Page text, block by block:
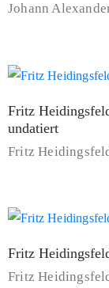
Johann
Fritz
undatiert
Fritz
Fritz
Fritz